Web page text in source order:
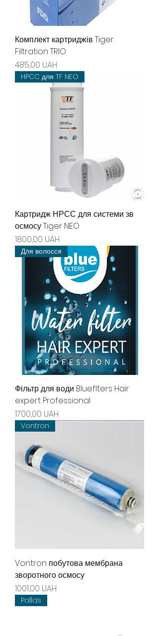
Комплект картриджів Tiger
Filtration TRIO
Precio
485,00 UAH
HPCC для TF NEO
Картридж НРСС для системи зв
осмосу Tiger NEO
Precio
1800,00 UAH
Для волосся
Фільтр для води Blueflters Hair
expert Professional
Precio
1700,00 UAH
Vontron
Vontron побутова мембрана
зворотного осмосу
Precio
1001,00 UAH
Pallas